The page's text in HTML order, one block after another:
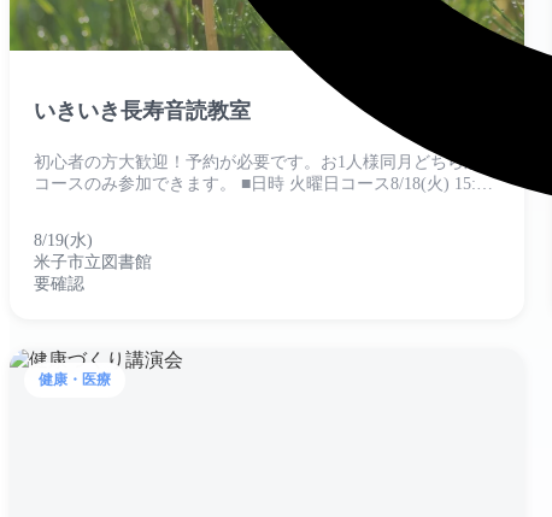
いきいき長寿音読教室
初心者の方大歓迎！予約が必要です。お1人様同月どちらか1
コースのみ参加できます。 ■日時 火曜日コース8/18(火) 15:00
8/19(水)
米子市立図書館
要確認
健康・医療